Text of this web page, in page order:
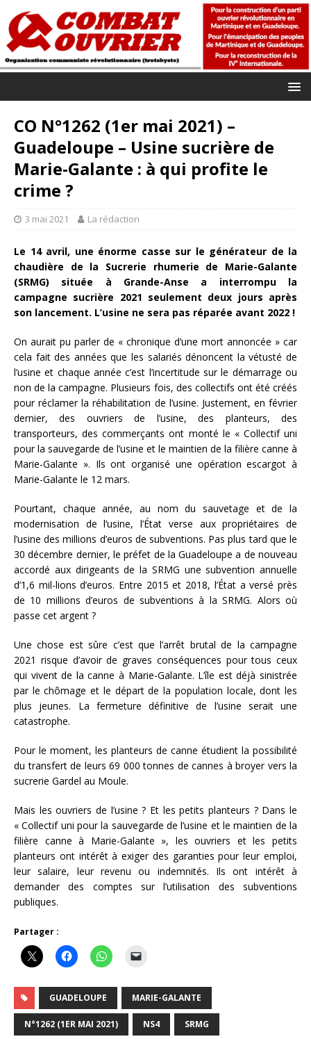
CO N°1262 (1er mai 2021) –
Guadeloupe – Usine sucrière de
Marie-Galante : à qui profite le
crime ?
3 mai 2021 La rédaction
Le 14 avril, une énorme casse sur le générateur de la
chaudière de la Sucrerie rhumerie de Marie-Galante
(SRMG) située à Grande-Anse a interrompu la
campagne sucrière 2021 seulement deux jours après
son lancement. L’usine ne sera pas réparée avant 2022 !
On aurait pu parler de « chronique d’une mort annoncée » car
cela fait des années que les salariés dénoncent la vétusté de
l’usine et chaque année c’est l’incertitude sur le démarrage ou
non de la campagne. Plusieurs fois, des collectifs ont été créés
pour réclamer la réhabilitation de l’usine. Justement, en février
dernier, des ouvriers de l’usine, des planteurs, des
transporteurs, des commerçants ont monté le « Collectif uni
pour la sauvegarde de l’usine et le maintien de la filière canne à
Marie-Galante ». Ils ont organisé une opération escargot à
Marie-Galante le 12 mars.
Pourtant, chaque année, au nom du sauvetage et de la
modernisation de l’usine, l’État verse aux propriétaires de
l’usine des millions d’euros de subventions. Pas plus tard que le
30 décembre dernier, le préfet de la Guadeloupe a de nouveau
accordé aux dirigeants de la SRMG une subvention annuelle
d’1,6 mil-lions d’euros. Entre 2015 et 2018, l’État a versé près
de 10 millions d’euros de subventions à la SRMG. Alors où
passe cet argent ?
Une chose est sûre c’est que l’arrêt brutal de la campagne
2021 risque d’avoir de graves conséquences pour tous ceux
qui vivent de la canne à Marie-Galante. L’île est déjà sinistrée
par le chômage et le départ de la population locale, dont les
plus jeunes. La fermeture définitive de l’usine serait une
catastrophe.
Pour le moment, les planteurs de canne étudient la possibilité
du transfert de leurs 69 000 tonnes de cannes à broyer vers la
sucrerie Gardel au Moule.
Mais les ouvriers de l’usine ? Et les petits planteurs ? Dans le
« Collectif uni pour la sauvegarde de l’usine et le maintien de la
filière canne à Marie-Galante », les ouvriers et les petits
planteurs ont intérêt à exiger des garanties pour leur emploi,
leur salaire, leur revenu ou indemnités. Ils ont intérêt à
demander des comptes sur l’utilisation des subventions
publiques.
Partager :
GUADELOUPE MARIE-GALANTE
N°1262 (1ER MAI 2021) NS4 SRMG